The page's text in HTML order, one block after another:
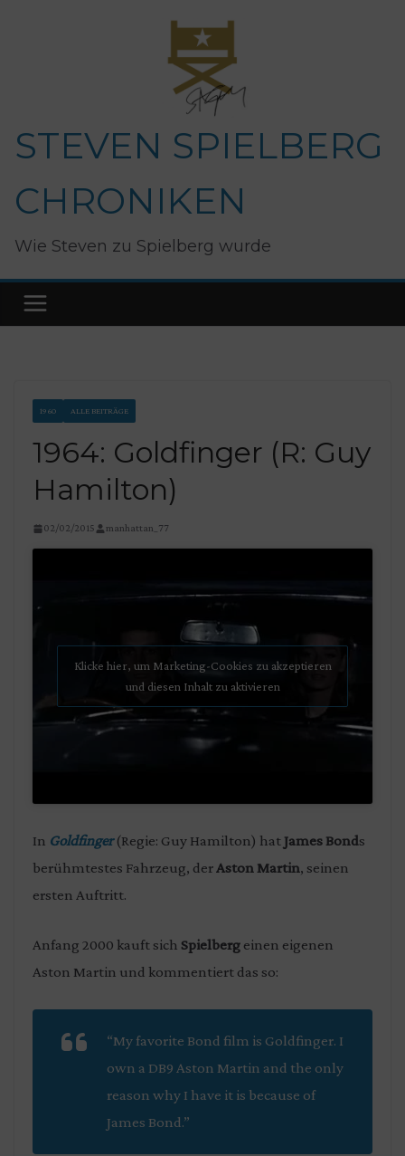
STEVEN SPIELBERG
CHRONIKEN
Wie Steven zu Spielberg wurde
1960 ALLE BEITRÄGE
1964: Goldfinger (R: Guy
Hamilton)
02/02/2015 manhattan_77
Klicke hier, um Marketing-Cookies zu akzeptieren
und diesen Inhalt zu aktivieren
In Goldfinger (Regie: Guy Hamilton) hat James Bonds
berühmtestes Fahrzeug, der Aston Martin, seinen
ersten Auftritt.
Anfang 2000 kauft sich Spielberg einen eigenen
Aston Martin und kommentiert das so:
“My favorite Bond film is Goldfinger. I
own a DB9 Aston Martin and the only
reason why I have it is because of
James Bond.”